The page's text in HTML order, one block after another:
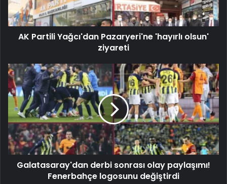
AK Partili Yağcı'dan Pazaryeri'ne 'hayırlı olsun'
ziyareti
Galatasaray'dan derbi sonrası olay paylaşımı!
Fenerbahçe logosunu değiştirdi